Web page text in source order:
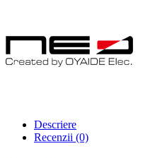
Descriere
Recenzii (0)